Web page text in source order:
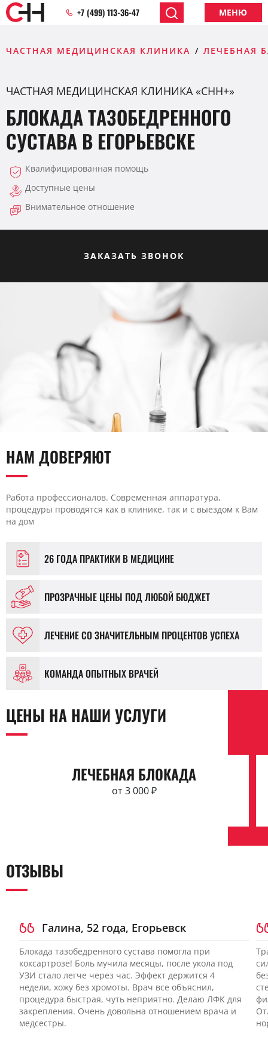
+7 (499) 113-36-47 МЕНЮ
ЧАСТНАЯ МЕДИЦИНСКАЯ КЛИНИКА ЛЕЧЕБНАЯ
ЧАСТНАЯ МЕДИЦИНСКАЯ КЛИНИКА «CHH+»
БЛОКАДА ТАЗОБЕДРЕННОГО
СУСТАВА В ЕГОРЬЕВСКЕ
Квалифицированная помощь
Доступные цены
Внимательное отношение
ЗАКАЗАТЬ ЗВОНОК
НАМ ДОВЕРЯЮТ
Работа профессионалов. Современная аппаратура,
процедуры проводятся как в клинике, так и с выездом к Вам
на дом
26 ГОДА ПРАКТИКИ В МЕДИЦИНЕ
ПРОЗРАЧНЫЕ ЦЕНЫ ПОД ЛЮБОЙ БЮДЖЕТ
ЛЕЧЕНИЕ СО ЗНАЧИТЕЛЬНЫМ ПРОЦЕНТОВ УСПЕХА
КОМАНДА ОПЫТНЫХ ВРАЧЕЙ
ЦЕНЫ НА НАШИ УСЛУГИ
ЛЕЧЕБНАЯ БЛОКАДА
от 3 000 ₽
ОТЗЫВЫ
Галина, 52 года, Егорьевск
Блокада тазобедренного сустава помогла при
коксартрозе! Боль мучила месяцы, после укола под
УЗИ стало легче через час. Эффект держится 4
недели, хожу без хромоты. Врач все объяснил,
процедура быстрая, чуть неприятно. Делаю ЛФК для
закрепления. Очень довольна отношением врача и
медсестры.